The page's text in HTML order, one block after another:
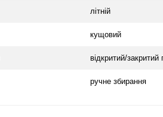
літній
кущовий
відкритий/закритий
ручне збирання